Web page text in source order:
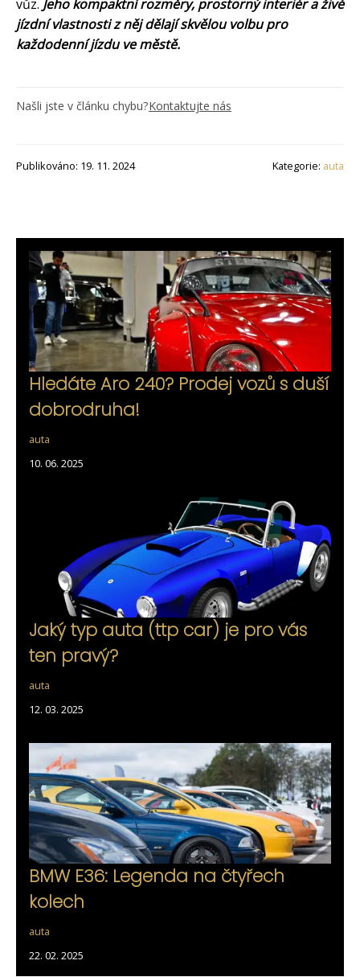
vůz. Jeho kompaktní rozměry, prostorný interiér a živé
jízdní vlastnosti z něj dělají skvělou volbu pro
každodenní jízdu ve městě.
Našli jste v článku chybu?Kontaktujte nás
Publikováno: 19. 11. 2024 Kategorie: auta
Hledáte Aro 240? Prodej vozů s duší
dobrodruha!
auta
10. 06. 2025
Jaký typ auta (ttp car) je pro vás
ten pravý?
auta
12. 03. 2025
BMW E36: Legenda na čtyřech
kolech
auta
22. 02. 2025